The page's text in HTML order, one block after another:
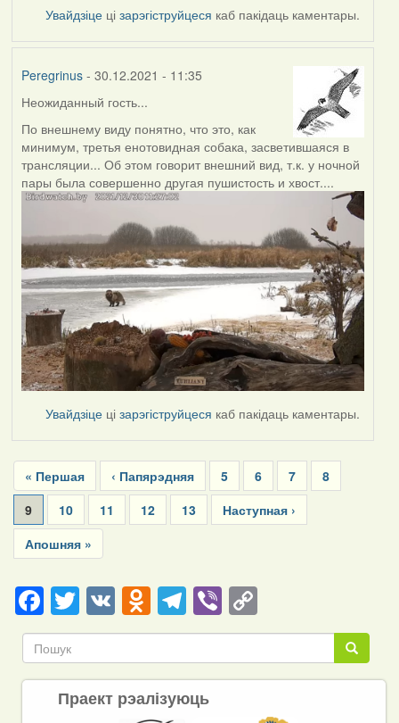
Увайдзіце цізарэгіструйцеся каб пакідаць каментары.
Peregrinus- 30.12.2021 - 11:35
Неожиданный гость...
По внешнему виду понятно, что это, как
минимум, третья енотовидная собака, засветившаяся в
трансляции... Об этом говорит внешний вид, т.к. у ночной
пары была совершенно другая пушистость и хвост....
Увайдзіце цізарэгіструйцеся каб пакідаць каментары.
Pagination
First
page
« Першая
Previous
page
‹ Папярэдняя Page
5 Page
6 Page
7 Page
8
Current
page
9 Page
10 Page
11 Page
12 Page
13
Next
page
Наступная ›
Last
page
Апошняя »
Facebook
Twitter
VKOdnoklassniki
Telegram
ViberCopy
Link Пошук
Пошук
Праект рэалізуюць